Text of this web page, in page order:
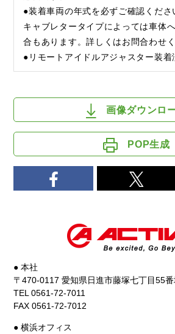
●装着車両の年式を必ずご確認くださ
キャブレタータイプによっては車体
合もあります。詳しくはお問合わせく
●リモートアイドルアジャスター装着
画像ダウンロ
POP生成
● 本社
〒470-0117 愛知県日進市藤塚七丁目55
TEL 0561-72-7011
FAX 0561-72-7012
● 横浜オフィス